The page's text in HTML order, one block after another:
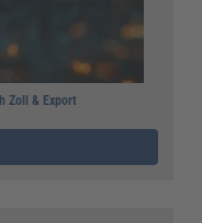
Zoll & Export